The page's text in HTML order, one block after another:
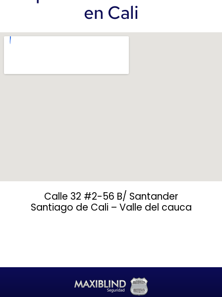
en Cali
Calle 32 #2-56 B/ Santander
Santiago de Cali – Valle del cauca